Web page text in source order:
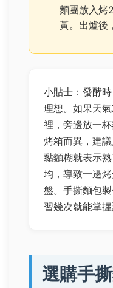
麵團放入烤
黃。出爐後
小貼士：發酵
理想。如果天
裡，旁邊放一
烤箱而異，建
黏麵糊就表示
均，導致一邊
盤。手撕麵包
習幾次就能掌握
選購手